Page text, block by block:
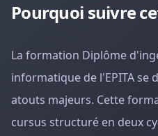
Pourquoi suivre
La formation Diplôme
informatique de l'EPITA se
atouts majeurs. Cette
cursus structuré en deux